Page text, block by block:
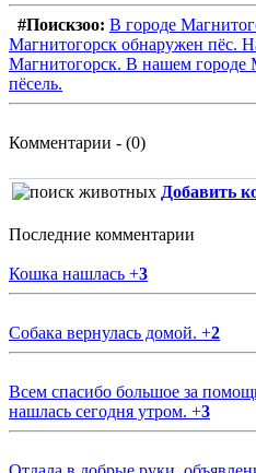
#Поискзоо: В городе
Магнитогорск обнаружен пёс.
Магнитогорск. В нашем городе
пёсель.
Комментарии - (0)
Добавить
Последние комментарии
Кошка нашлась +3
Собака вернулась домой. +2
Всем спасибо большое за
нашлась сегодня утром. +3